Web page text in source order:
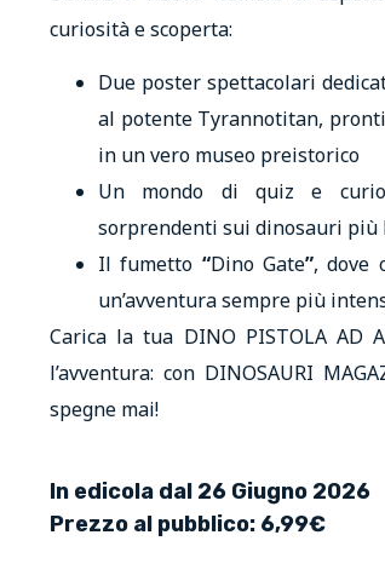
curiosità e scoperta:
Due poster spettacolari
al potente Tyrannotitan,
in un vero museo preistorico
Un mondo di quiz e
sorprendenti sui dinosauri più
Il fumetto “Dino Gate”, dove
un’avventura sempre più
Carica la tua DINO PISTOLA AD
l’avventura: con DINOSAURI
spegne mai!
In edicola dal 26 Giugno 2026
Prezzo al pubblico: 6,99€